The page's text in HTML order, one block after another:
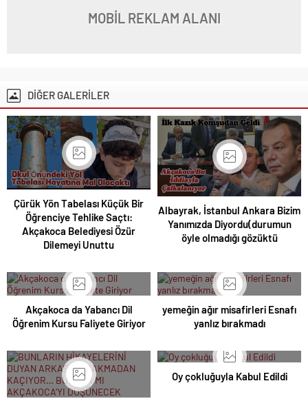
MOBİL REKLAM ALANI
DİĞER GALERİLER
Çürük Yön Tabelası Küçük Bir
Öğrenciye Tehlike Saçtı:
Akçakoca Belediyesi Özür
Dilemeyi Unuttu
Albayrak, İstanbul Ankara Bizim
Yanımızda Diyordu(durumun
öyle olmadığı gözüktü
Akçakoca da Yabancı Dil
Öğrenim Kursu Faliyete Giriyor
yemeğin ağır misafirleri Esnafı
yanlız bırakmadı
Oy çokluğuyla Kabul Edildi